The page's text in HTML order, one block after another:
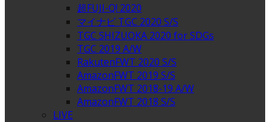
超FUJI-Q! 2020
マイナビ TGC 2020 S/S
TGC SHIZUOKA 2020 for SDGs
TGC 2019 A/W
RakutenFWT 2020 S/S
AmazonFWT 2019 S/S
AmazonFWT 2018-19 A/W
AmazonFWT 2018 S/S
LIVE